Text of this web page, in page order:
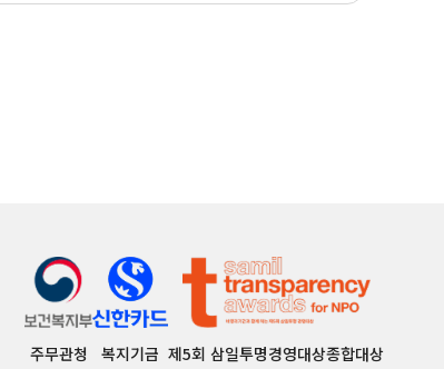
주무관청 복지기금 제5회 삼일투명경영대상종합대상